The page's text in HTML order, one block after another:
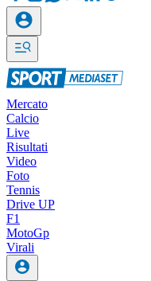
Mercato
Calcio
Live
Risultati
Video
Foto
Tennis
Drive UP
F1
MotoGp
Virali